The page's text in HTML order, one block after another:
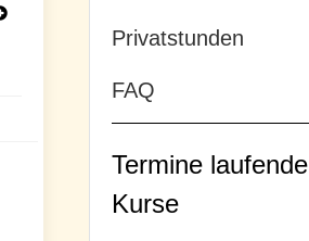
Privatstunden
FAQ
Termine laufende
Kurse